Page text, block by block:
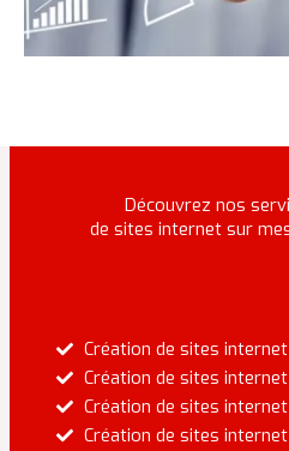
Découvrez nos
de sites internet sur
Création de sites
Création de sites
Création de sites
Création de sites